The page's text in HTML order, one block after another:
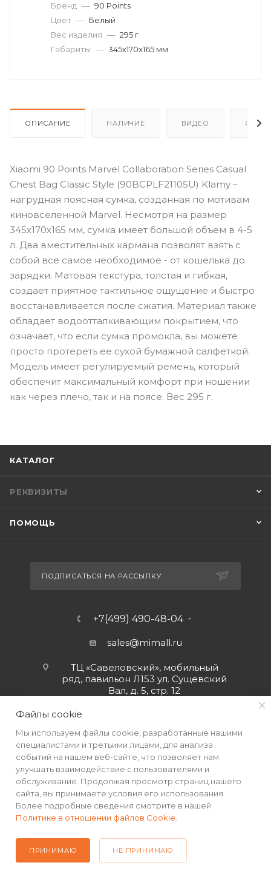
Бренд — 90 Points
Цвет — Белый
Вес изделия — 295 г
Габариты — 345х170х165 мм
ОПИСАНИЕ НАЛИЧИЕ ВИДЕО
Xiaomi 90 Points Marvel Collaboration Series Casual
Chest Bag Classic Style (90BCPLF21105U) Klamy –
нагрудная поясная сумка, созданная по мотивам
киновселенной Marvel. Несмотря на размер
345х170х165 мм, сумка имеет большой объем в 4-5
л. Два вместительных кармана позволят взять с
собой все самое необходимое - от кошелька до
зарядки. Матовая текстура, толстая и гибкая,
создает приятное тактильное ощущение и быстро
восстанавливается после сжатия. Материал также
обладает водоотталкивающим покрытием, что
означает, что если сумка промокла, вы можете
просто протереть ее сухой бумажной салфеткой.
Модель имеет регулируемый ремень, который
обеспечит максимальный комфорт при ношении
как через плечо, так и на поясе. Вес 295 г.
КАТАЛОГ
РЕКВИЗИТЫ
ПОМОЩЬ
ПОДПИСАТЬСЯ НА РАССЫЛКУ
+7(499) 490-48-04
sales@mimall.ru
ТЦ «Савеловский», мобильный
ряд, павильон Л153 ул. Сущевский
Вал, д. 5, стр. 12
2026 © Интернет-магазин MiMall® • Не является публичной
офертой • 2026 г.
Файлы cookie
Мы используем файлы cookie, разработанные нашими
специалистами и третьими лицами, для анализа
событий на нашем веб-сайте, что позволяет нам
улучшать взаимодействие с пользователями и
обслуживание. Продолжая просмотр страниц нашего
сайта, вы принимаете условия его использования.
Более подробные сведения смотрите в нашей
Политике в отношении файлов Cookie
ПРИНИМАЮ НЕ ПРИНИМАЮ